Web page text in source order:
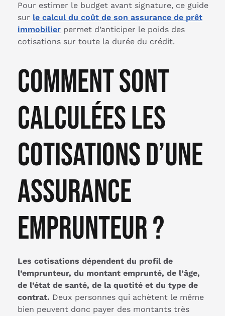
Pour estimer le budget avant signature, ce guide
sur le calcul du coût de son assurance de prêt
immobilier permet d’anticiper le poids des
cotisations sur toute la durée du crédit.
Comment sont
calculées les
cotisations d’une
assurance
emprunteur ?
Les cotisations dépendent du profil de
l’emprunteur, du montant emprunté, de l’âge,
de l’état de santé, de la quotité et du type de
contrat. Deux personnes qui achètent le même
bien peuvent donc payer des montants très